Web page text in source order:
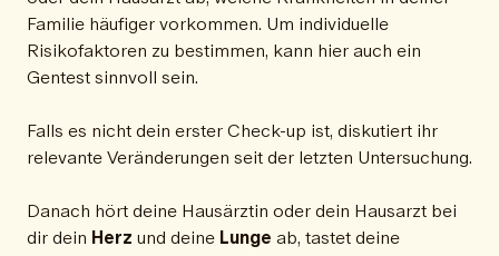
Familie häufiger vorkommen. Um individuelle
Risikofaktoren zu bestimmen, kann hier auch ein
Gentest sinnvoll sein.
Falls es nicht dein erster Check-up ist, diskutiert ihr
relevante Veränderungen seit der letzten Untersuchung.
Danach hört deine Hausärztin oder dein Hausarzt bei
dir dein Herz und deine Lunge ab, tastet deine